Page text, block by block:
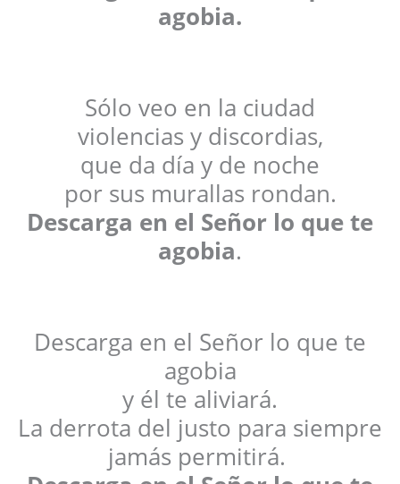
agobia.
Sólo veo en la ciudad
violencias y discordias,
que da día y de noche
por sus murallas rondan.
Descarga en el Señor lo que te
agobia.
Descarga en el Señor lo que te
agobia
y él te aliviará.
La derrota del justo para siempre
jamás permitirá.